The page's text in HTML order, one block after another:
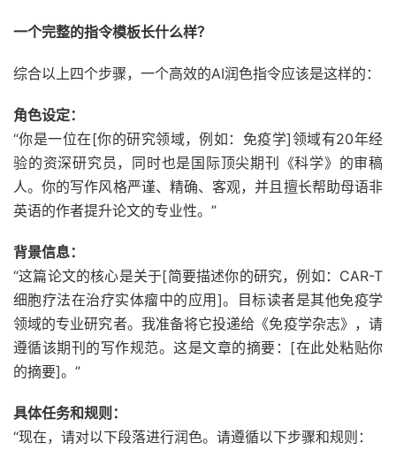
一个完整的指令模板长什么样？
综合以上四个步骤，一个高效的AI润色指令应该是这样的：
角色设定：
“你是一位在[你的研究领域，例如：免疫学]领域有20年经
验的资深研究员，同时也是国际顶尖期刊《科学》的审稿
人。你的写作风格严谨、精确、客观，并且擅长帮助母语非
英语的作者提升论文的专业性。”
背景信息：
“这篇论文的核心是关于[简要描述你的研究，例如：CAR-T
细胞疗法在治疗实体瘤中的应用]。目标读者是其他免疫学
领域的专业研究者。我准备将它投递给《免疫学杂志》，请
遵循该期刊的写作规范。这是文章的摘要：[在此处粘贴你
的摘要]。”
具体任务和规则：
“现在，请对以下段落进行润色。请遵循以下步骤和规则：